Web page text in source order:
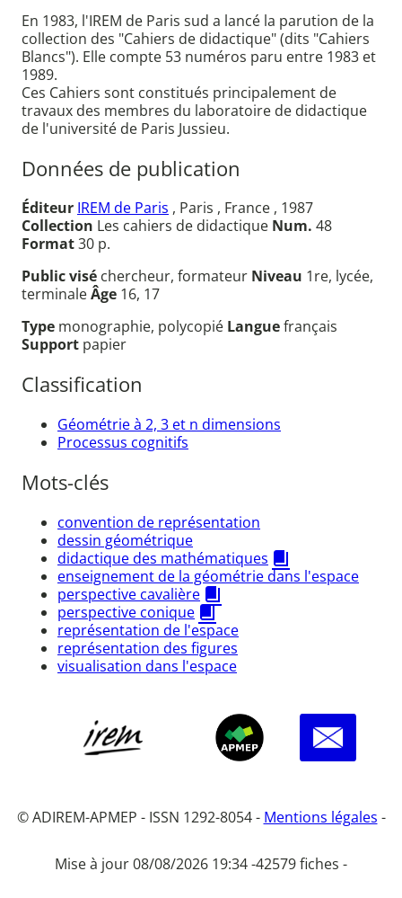
En 1983, l'IREM de Paris sud a lancé la parution de la
collection des "Cahiers de didactique" (dits "Cahiers
Blancs"). Elle compte 53 numéros paru entre 1983 et
1989.
Ces Cahiers sont constitués principalement de
travaux des membres du laboratoire de didactique
de l'université de Paris Jussieu.
Données de publication
Éditeur IREM de Paris , Paris , France , 1987
Collection Les cahiers de didactique Num. 48
Format30 p.
Public visé chercheur, formateur Niveau 1re, lycée,
terminaleÂge 16, 17
Type monographie, polycopié Languefrançais
Support papier
Classification
Géométrie à 2, 3 et n dimensions
Processus cognitifs
Mots-clés
convention de représentation
dessin géométrique
didactique des mathématiques
enseignement de la géométrie dans l'espace
perspective cavalière
perspective conique
représentation de l'espace
représentation des figures
visualisation dans l'espace
© ADIREM-APMEP - ISSN 1292-8054 - Mentions légales -
Mise à jour 08/08/2026 19:34 -42579 fiches -